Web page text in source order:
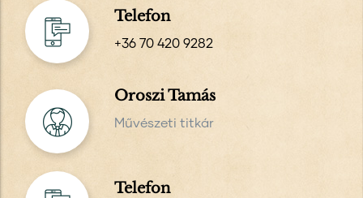
Telefon
+36 70 420 9282
Oroszi Tamás
Művészeti titkár
Telefon